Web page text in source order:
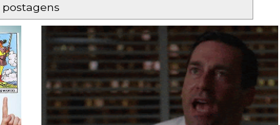
postagens